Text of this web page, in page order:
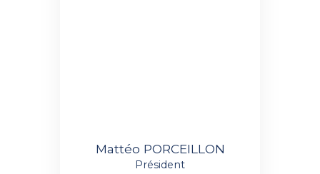
Mattéo PORCEILLON
Président